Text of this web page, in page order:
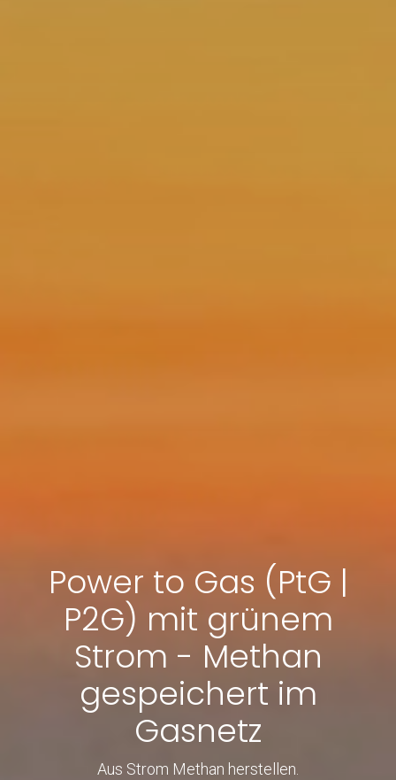
Power to Gas (PtG |
P2G) mit grünem
Strom - Methan
gespeichert im
Gasnetz
Aus Strom Methan herstellen.